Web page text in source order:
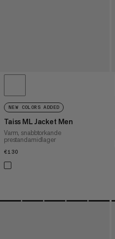
NEW COLORS ADDED
Taiss ML Jacket Men
Varm, snabbtorkande
prestandamidlager
€130